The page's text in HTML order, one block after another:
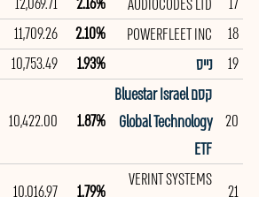
AUDIOCODES LTD
18
POWERFLEET INC
2.10%
11,709.26
19
נייס 1.93%
10,753.49
20
קסם Bluestar Israel
Global Technology
ETF
1.87%
10,422.00
21
VERINT SYSTEMS
1.79%
10,016.97